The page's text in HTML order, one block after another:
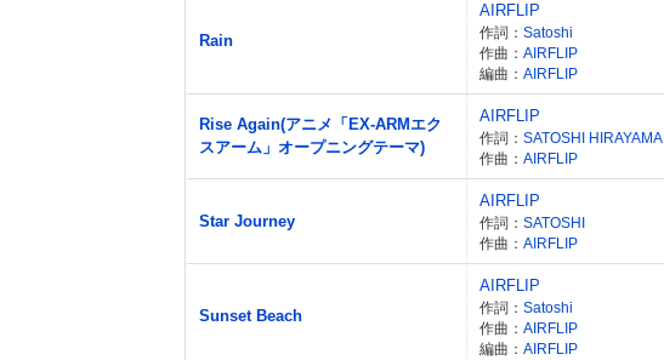
Rain
AIRFLIP
作詞： Satoshi
作曲： AIRFLIP
編曲： AIRFLIP
Rise Again(アニメ「EX-ARMエク
スアーム」オープニングテーマ)
AIRFLIP
作詞： SATOSHI HIRAYAMA
作曲： AIRFLIP
Star Journey
AIRFLIP
作詞： SATOSHI
作曲： AIRFLIP
Sunset Beach
AIRFLIP
作詞： Satoshi
作曲： AIRFLIP
編曲： AIRFLIP